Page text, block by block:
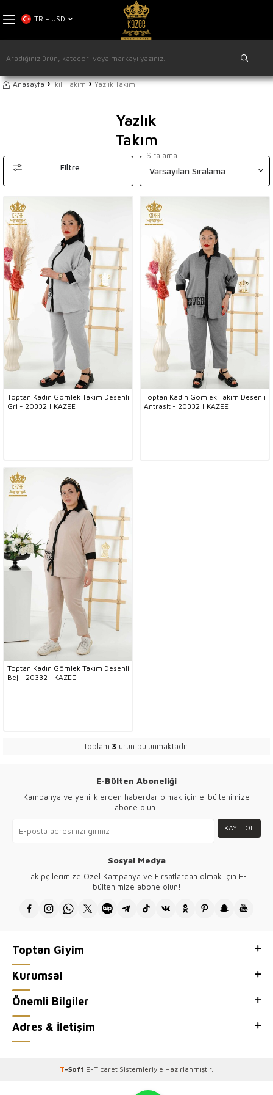
TR − USD
Anasayfa İkili Takım Yazlık Takım
Yazlık
Takım
Filtre
Sıralama
Toptan Kadın Gömlek Takım Desenli
Gri - 20332 | KAZEE
Toptan Kadın Gömlek Takım Desenli
Antrasit - 20332 | KAZEE
Toptan Kadın Gömlek Takım Desenli
Bej - 20332 | KAZEE
Toplam 3 ürün bulunmaktadır.
E-Bülten Aboneliği
Kampanya ve yeniliklerden haberdar olmak için e-bültenimize
abone olun!
KAYIT OL
Sosyal Medya
Takipçilerimize Özel Kampanya ve Fırsatlardan olmak için E-
bültenimize abone olun!
Toptan Giyim
Kurumsal
Önemli Bilgiler
Adres & İletişim
T-Soft E-Ticaret Sistemleriyle Hazırlanmıştır.